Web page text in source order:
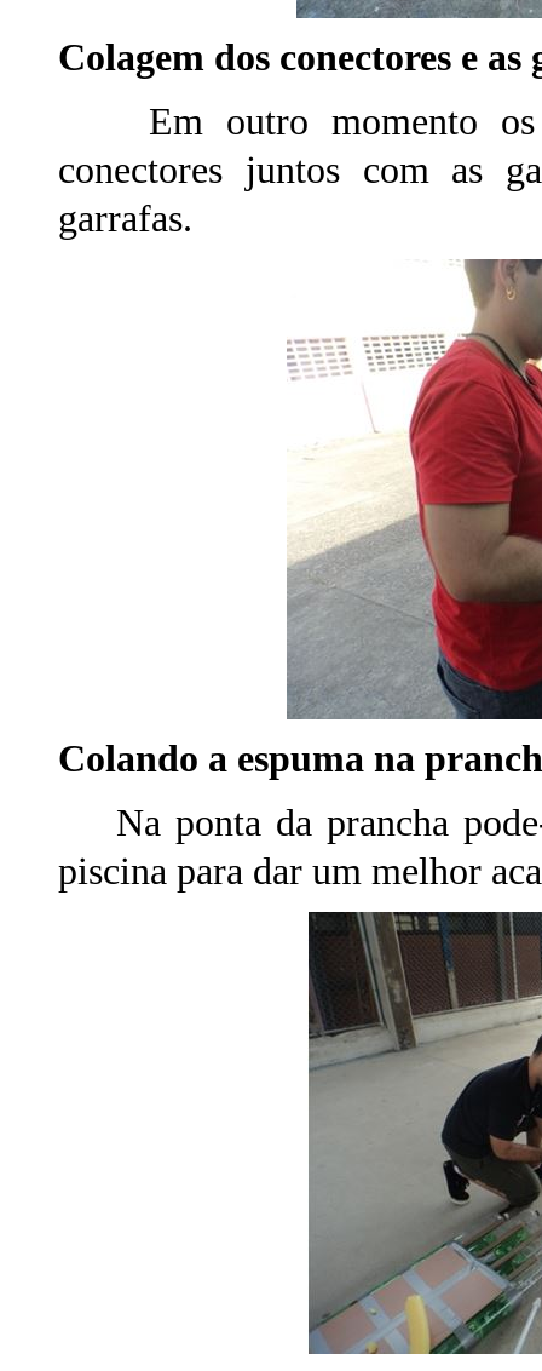
Colagem dos conectores e as
Em outro momento os
conectores juntos com as
garrafas.
Colando a espuma na
Na ponta da prancha
piscina para dar um melhor